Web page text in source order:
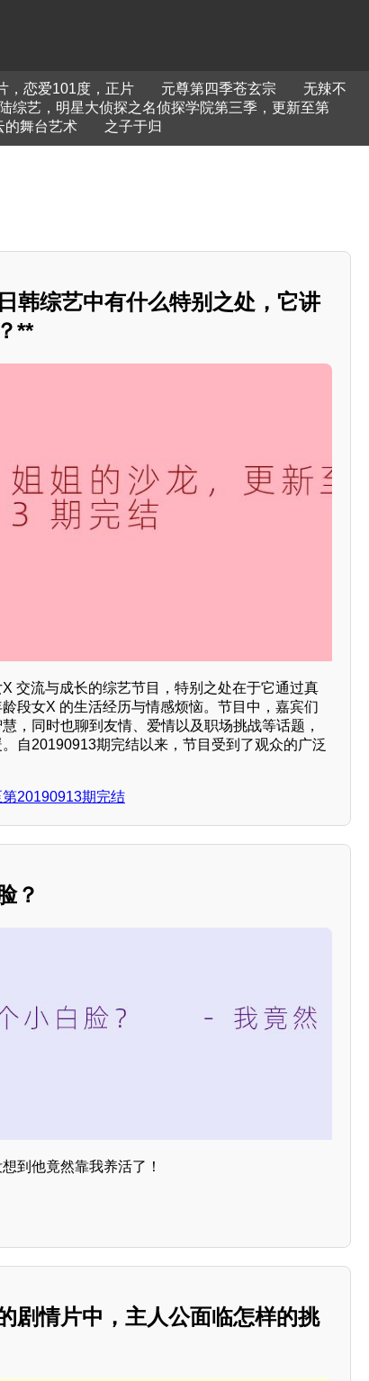
，恋爱101度，正片 元尊第四季苍玄宗
无辣不
综艺，明星大侦探之名侦探学院第三季，更新至第
的舞台艺术 之子于归
韩综艺中有什么特别之处，它讲
**
交流与成长的综艺节目，特别之处在于它通过真
段女X 的生活经历与情感烦恼。节目中，嘉宾们
，同时也聊到友情、爱情以及职场挑战等话题，
自20190913期完结以来，节目受到了观众的广泛
20190913期完结
？
到他竟然靠我养活了！
剧情片中，主人公面临怎样的挑